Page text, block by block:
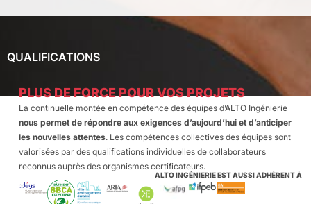
QUALIFICATIONS
PLUS DE FORCE POUR VOS PROJETS
La continuelle montée en compétence des équipes d’ALTO Ingénierie
nous permet de répondre aux exigences d’aujourd’hui et d’anticiper
les nouvelles attentes. Les compétences collectives des équipes sont
valorisées par des qualifications individuelles de collaborateurs
reconnus auprès des organismes certificateurs.
ALTO INGÉNIERIE EST AUSSI ADHÉRENT À